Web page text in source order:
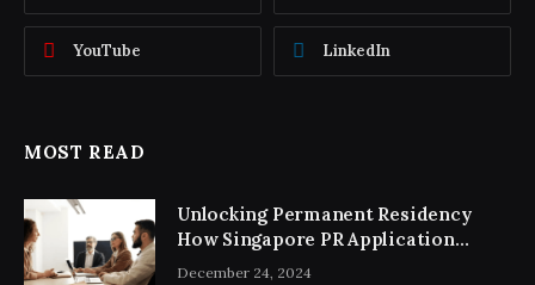
YouTube LinkedIn
MOST READ
Unlocking Permanent Residency
How Singapore PR Application
Consultancy Simplifies the Process
December 24, 2024